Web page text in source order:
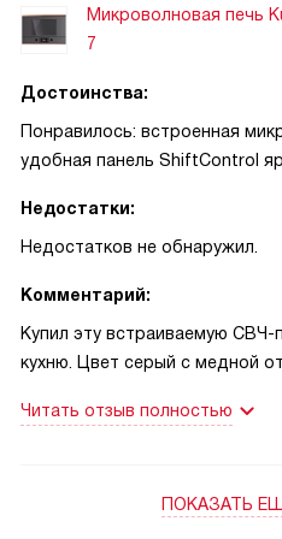
Микроволновая печь
7
Достоинства:
Понравилось: встроенная
удобная панель ShiftControl
Недостатки:
Недостатков не обнаружил.
Комментарий:
Купил эту встраиваемую СВЧ-
кухню. Цвет серый с медной
панель ShiftControl и
суп, и подрумянить корочку
Читать отзыв полностью
ПОКАЗАТЬ